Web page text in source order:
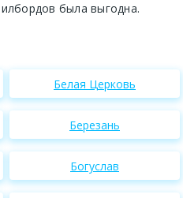
была выгодна.
Белая Церковь
Березань
Богуслав